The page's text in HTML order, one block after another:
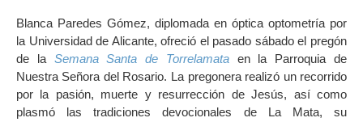
Blanca Paredes Gómez, diplomada en óptica optometría por
la Universidad de Alicante, ofreció el pasado sábado el pregón
de la Semana Santa de Torrelamataen la Parroquia de
Nuestra Señora del Rosario. La pregonera realizó un recorrido
por la pasión, muerte y resurrección de Jesús, así como
plasmó las tradiciones devocionales de La Mata, su